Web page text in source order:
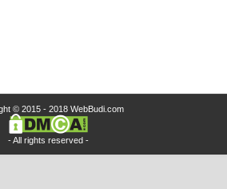
© 2015 - 2018 WebBudi.com
- All rights reserved -